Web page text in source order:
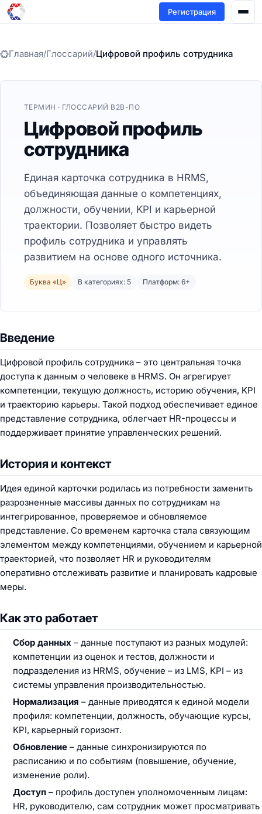
Регистрация
Главная/Глоссарий/Цифровой профиль сотрудника
ТЕРМИН · ГЛОССАРИЙ B2B-ПО
Цифровой профиль
сотрудника
Единая карточка сотрудника в HRMS,
объединяющая данные о компетенциях,
должности, обучении, KPI и карьерной
траектории. Позволяет быстро видеть
профиль сотрудника и управлять
развитием на основе одного источника.
Буква «Ц» В категориях: 5 Платформ: 6+
Введение
Цифровой профиль сотрудника – это центральная точка
доступа к данным о человеке в HRMS. Он агрегирует
компетенции, текущую должность, историю обучения, KPI
и траекторию карьеры. Такой подход обеспечивает единое
представление сотрудника, облегчает HR-процессы и
поддерживает принятие управленческих решений.
История и контекст
Идея единой карточки родилась из потребности заменить
разрозненные массивы данных по сотрудникам на
интегрированное, проверяемое и обновляемое
представление. Со временем карточка стала связующим
элементом между компетенциями, обучением и карьерной
траекторией, что позволяет HR и руководителям
оперативно отслеживать развитие и планировать кадровые
меры.
Как это работает
Сбор данных – данные поступают из разных модулей:
компетенции из оценок и тестов, должности и
подразделения из HRMS, обучение – из LMS, KPI – из
системы управления производительностью.
Нормализация – данные приводятся к единой модели
профиля: компетенции, должность, обучающие курсы,
KPI, карьерный горизонт.
Обновление – данные синхронизируются по
расписанию и по событиям (повышение, обучение,
изменение роли).
Доступ – профиль доступен уполномоченным лицам:
HR, руководителю, сам сотрудник может просматривать